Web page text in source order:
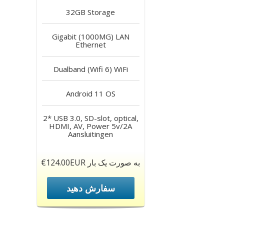
32GB Storage
Gigabit (1000MG) LAN
Ethernet
Dualband (Wifi 6) WiFi
Android 11 OS
2* USB 3.0, SD-slot, optical,
HDMI, AV, Power 5v/2A
Aansluitingen
€124.00EUR به صورت یک بار
سفارش دهید